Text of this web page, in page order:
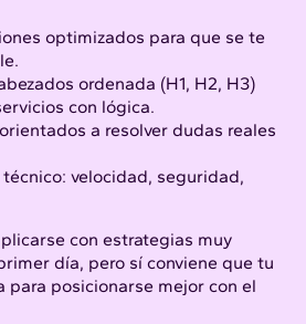
optimizados para que se te
ordenada (H1, H2, H3)
con lógica.
a resolver dudas reales
velocidad, seguridad,
con estrategias muy
día, pero sí conviene que tu
para posicionarse mejor con el